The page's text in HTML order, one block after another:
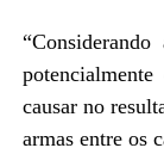
causar no
armas entre os